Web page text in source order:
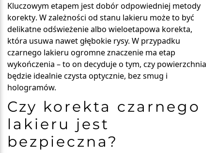
Kluczowym etapem jestdobór odpowiedniej metody
korekty. W zależności od stanu lakieru może to być
delikatne odświeżenie albo wieloetapowa korekta,
która usuwa nawet głębokie rysy. W przypadku
czarnego lakieru ogromne znaczenie ma etap
wykończenia – to on decyduje o tym, czy powierzchnia
będzie idealnie czysta optycznie, bez smug i
hologramów.
Czy korekta czarnego
lakieru jest
bezpieczna?